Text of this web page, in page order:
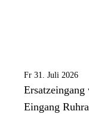
Fr 31. Juli 2026
Ersatzeingang
Eingang